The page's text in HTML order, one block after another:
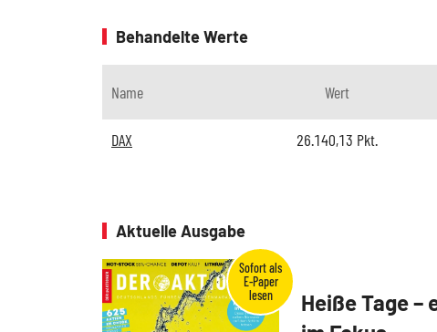
Behandelte Werte
Name Wert
DAX 26.140,13 Pkt.
Aktuelle Ausgabe
Heiße Tage